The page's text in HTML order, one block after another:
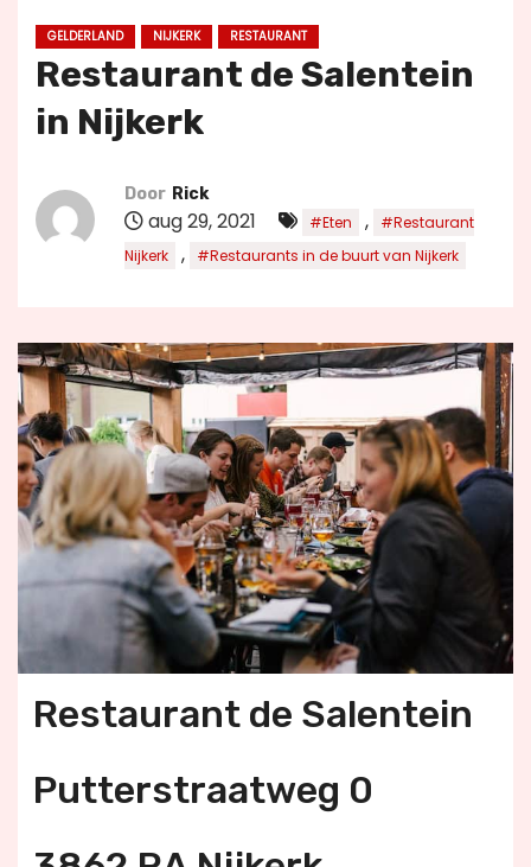
GELDERLAND NIJKERK RESTAURANT
Restaurant de Salentein
in Nijkerk
Door Rick
aug 29, 2021 #Eten ,
#Restaurant
Nijkerk
, #Restaurants in de buurt van Nijkerk
Restaurant de Salentein
Putterstraatweg 0